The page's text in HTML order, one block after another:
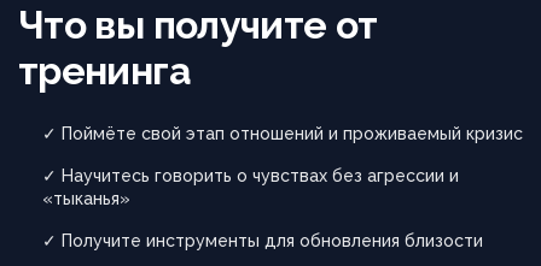
Что вы получите от
тренинга
✓ Поймёте свой этап отношений и проживаемый кризис
✓ Научитесь говорить о чувствах без агрессии и
«тыканья»
✓ Получите инструменты для обновления близости